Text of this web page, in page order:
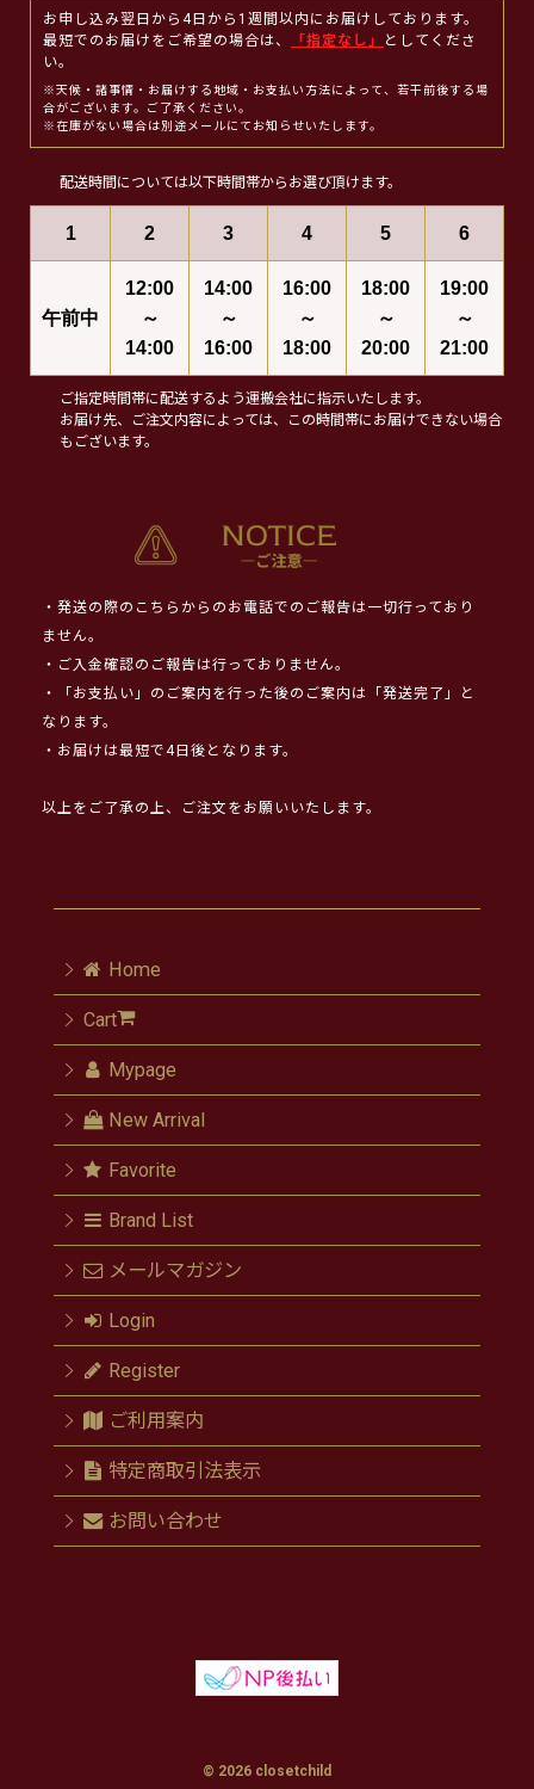
お申し込み翌日から4日から1週間以内にお届けしております。
最短でのお届けをご希望の場合は、
「指定なし」
としてくださ
い。
※天候・諸事情・お届けする地域・お支払い方法によって、若干前後する場
合がございます。ご了承ください。
※在庫がない場合は別途メールにてお知らせいたします。
配送時間については以下時間帯からお選び頂けます。
1 2 3 4 5 6
午前中
12:00
～
14:00
14:00
～
16:00
16:00
～
18:00
18:00
～
20:00
19:00
～
21:00
ご指定時間帯に配送するよう運搬会社に指示いたします。
お届け先、ご注文内容によっては、この時間帯にお届けできない場合
もございます。
・発送の際のこちらからのお電話でのご報告は一切行っており
ません。
・ご入金確認のご報告は行っておりません。
・「お支払い」のご案内を行った後のご案内は「発送完了」と
なります。
・お届けは最短で4日後となります。
以上をご了承の上、ご注文をお願いいたします。
Home
Cart
Mypage
New Arrival
Favorite
Brand List
メールマガジン
Login
Register
ご利用案内
特定商取引法表示
お問い合わせ
© 2026 closetchild